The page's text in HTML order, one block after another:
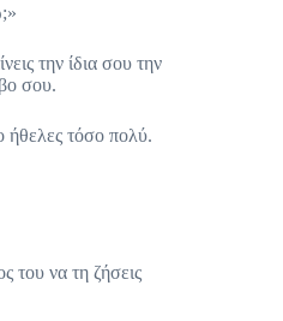
την ίδια σου την
σου.
ήθελες τόσο πολύ.
του να τη ζήσεις